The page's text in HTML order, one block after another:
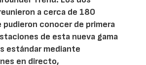
a cerca de 180
conocer de primera
de esta nueva gama
estándar mediante
en directo,